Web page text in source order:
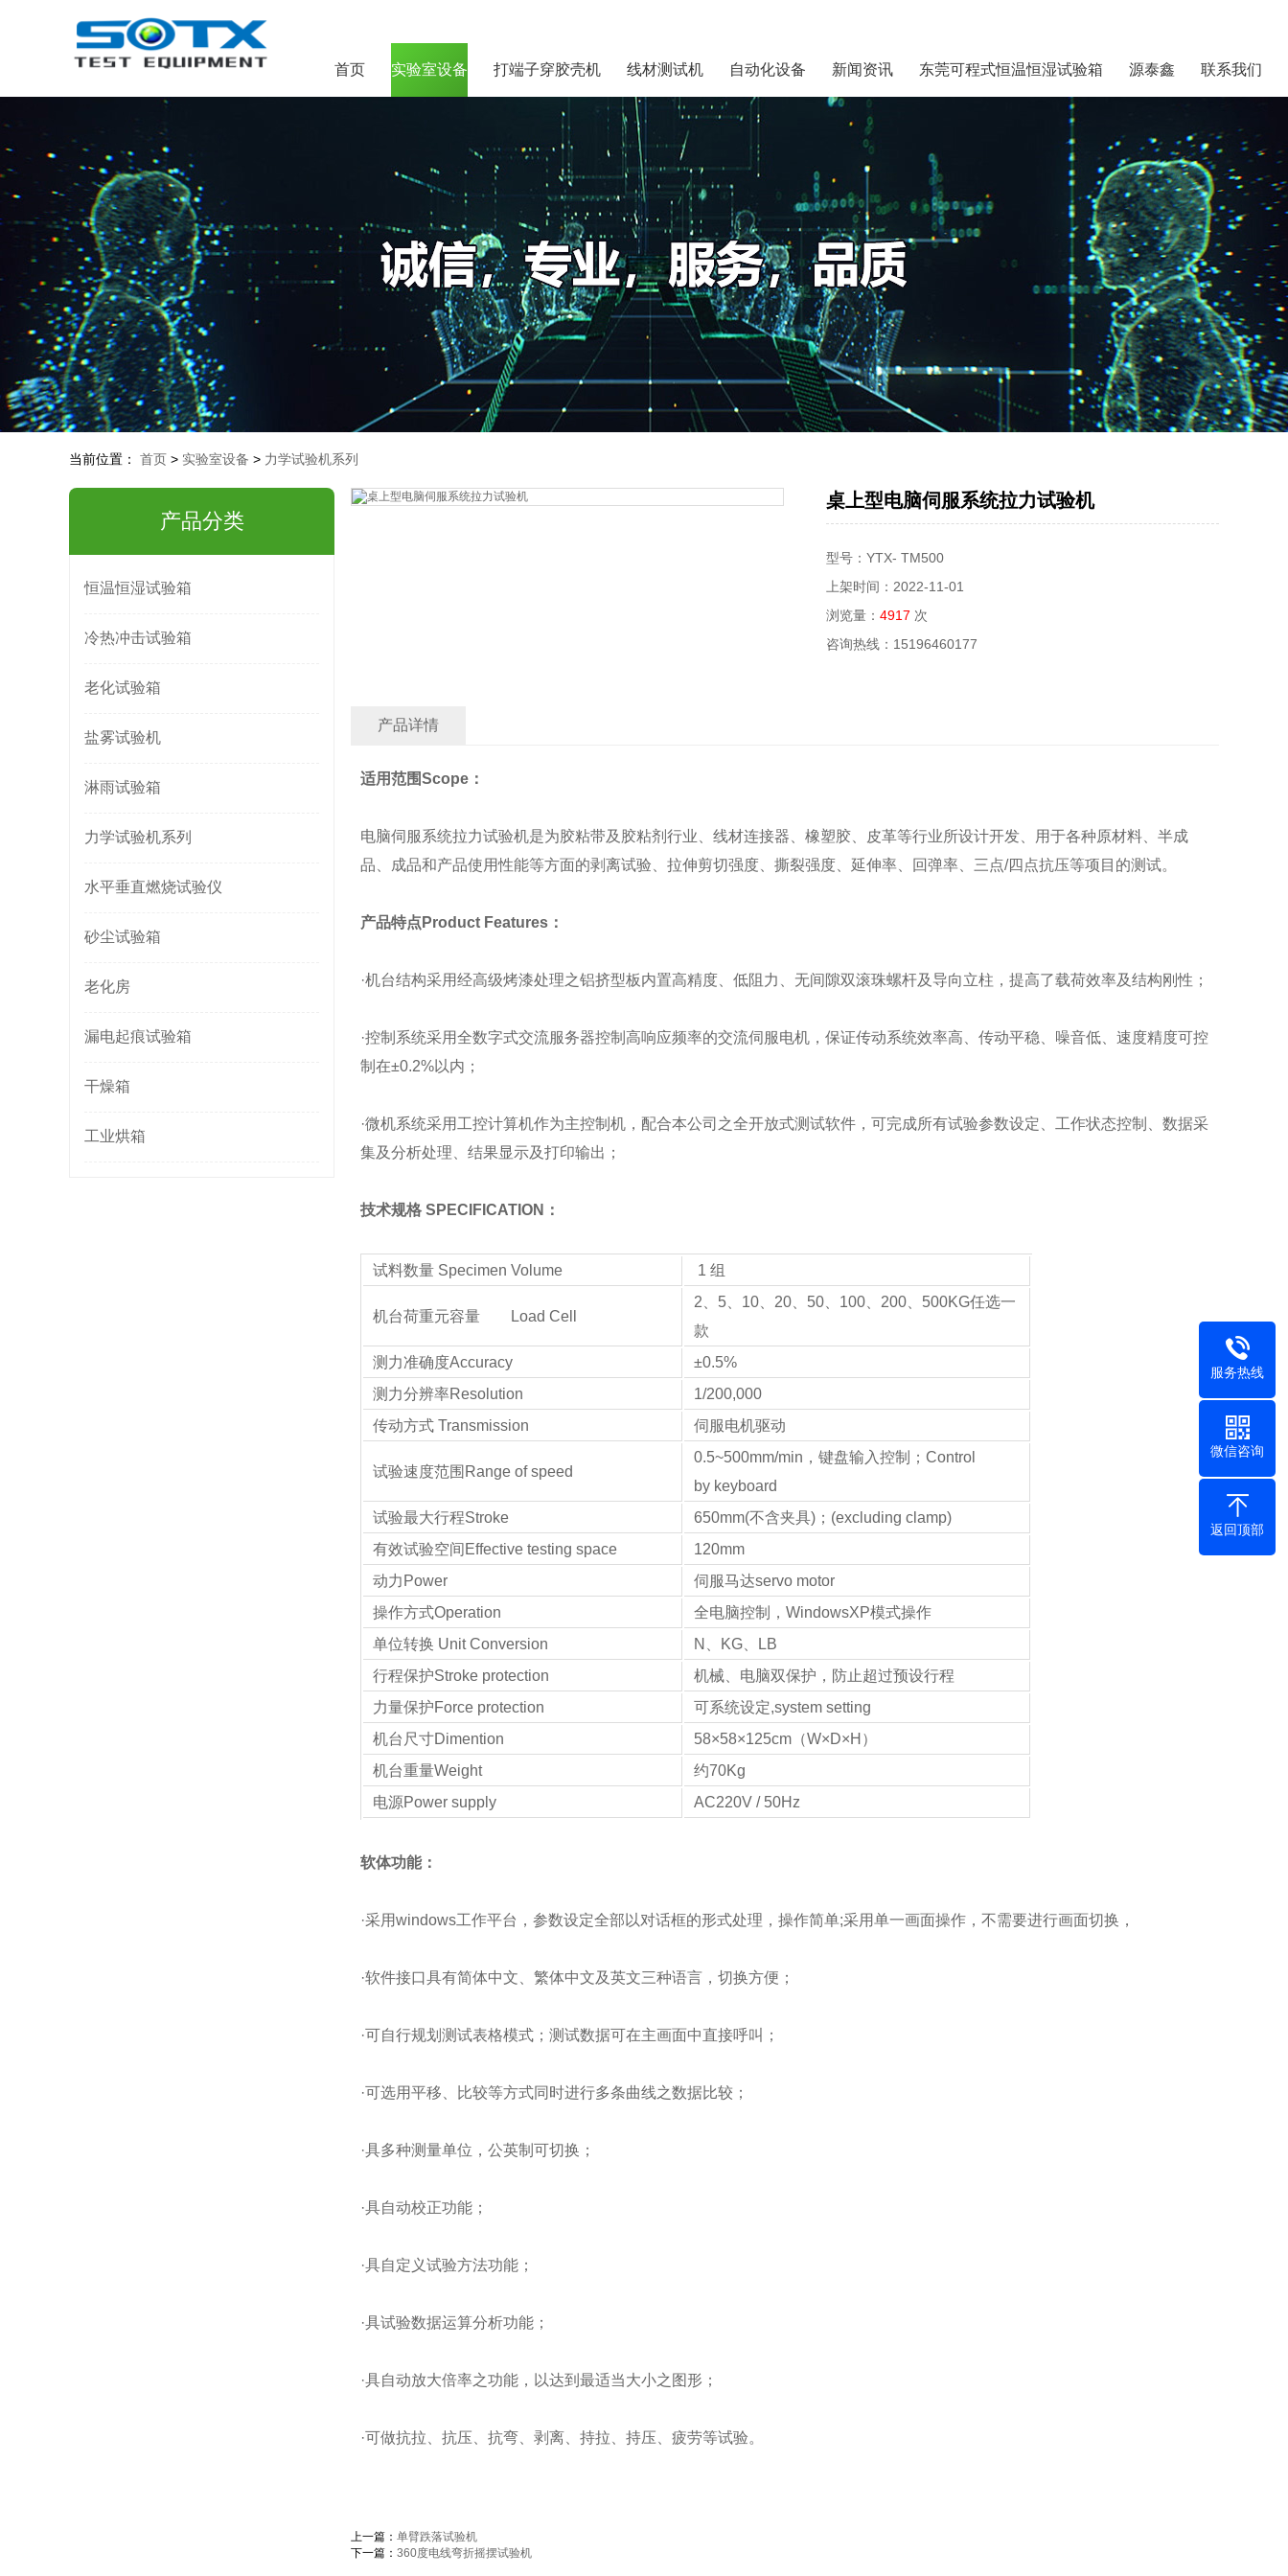
服务热线
微信咨询
返回顶部
首页 实验室设备 打端子穿胶壳机 线材测试机 自动化设备 新闻资讯 东莞可程式恒温恒湿试验箱 源泰鑫 联系我们
当前位置： 首页 > 实验室设备 > 力学试验机系列
产品分类
恒温恒湿试验箱
冷热冲击试验箱
老化试验箱
盐雾试验机
淋雨试验箱
力学试验机系列
水平垂直燃烧试验仪
砂尘试验箱
老化房
漏电起痕试验箱
干燥箱
工业烘箱
桌上型电脑伺服系统拉力试验机
型号：YTX- TM500
上架时间：2022-11-01
浏览量： 4917 次
咨询热线： 15196460177
产品详情
适用范围Scope：
电脑伺服系统拉力试验机是为胶粘带及胶粘剂行业、线材连接器、橡塑胶、皮革等行业所设计开发、用于各种原材料、半成
品、成品和产品使用性能等方面的剥离试验、拉伸剪切强度、撕裂强度、延伸率、回弹率、三点/四点抗压等项目的测试。
产品特点Product Features：
·机台结构采用经高级烤漆处理之铝挤型板内置高精度、低阻力、无间隙双滚珠螺杆及导向立柱，提高了载荷效率及结构刚性；
·控制系统采用全数字式交流服务器控制高响应频率的交流伺服电机，保证传动系统效率高、传动平稳、噪音低、速度精度可控
制在±0.2%以内；
·微机系统采用工控计算机作为主控制机，配合本公司之全开放式测试软件，可完成所有试验参数设定、工作状态控制、数据采
集及分析处理、结果显示及打印输出；
技术规格 SPECIFICATION：
试料数量 Specimen Volume 1 组
机台荷重元容量 Load Cell
2、5、10、20、50、100、200、500KG任选一
款
测力准确度Accuracy
±0.5%
测力分辨率Resolution
1/200,000
传动方式 Transmission
伺服电机驱动
试验速度范围Range of speed
0.5~500mm/min，键盘输入控制；Control
by keyboard
试验最大行程Stroke
650mm(不含夹具)；(excluding clamp)
有效试验空间Effective testing space
120mm
动力Power
伺服马达servo motor
操作方式Operation
全电脑控制，WindowsXP模式操作
单位转换 Unit Conversion
N、KG、LB
行程保护Stroke protection
机械、电脑双保护，防止超过预设行程
力量保护Force protection
可系统设定,system setting
机台尺寸Dimention
58×58×125cm（W×D×H）
机台重量Weight
约70Kg
电源Power supply
AC220V / 50Hz
软体功能：
·采用windows工作平台，参数设定全部以对话框的形式处理，操作简单;采用单一画面操作，不需要进行画面切换，
·软件接口具有简体中文、繁体中文及英文三种语言，切换方便；
·可自行规划测试表格模式；测试数据可在主画面中直接呼叫；
·可选用平移、比较等方式同时进行多条曲线之数据比较；
·具多种测量单位，公英制可切换；
·具自动校正功能；
·具自定义试验方法功能；
·具试验数据运算分析功能；
·具自动放大倍率之功能，以达到最适当大小之图形；
·可做抗拉、抗压、抗弯、剥离、持拉、持压、疲劳等试验。
上一篇： 单臂跌落试验机
下一篇： 360度电线弯折摇摆试验机